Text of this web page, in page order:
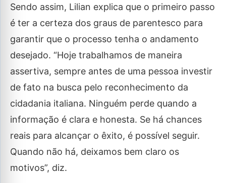
Sendo assim, Lilian explica que o primeiro passo
é ter a certeza dos graus de parentesco para
garantir que o processo tenha o andamento
desejado. “Hoje trabalhamos de maneira
assertiva, sempre antes de uma pessoa investir
de fato na busca pelo reconhecimento da
cidadania italiana. Ninguém perde quando a
informação é clara e honesta. Se há chances
reais para alcançar o êxito, é possível seguir.
Quando não há, deixamos bem claro os
motivos”, diz.